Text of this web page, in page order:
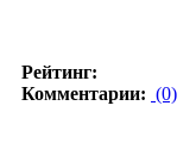
Рейтинг:
Комментарии: (0)